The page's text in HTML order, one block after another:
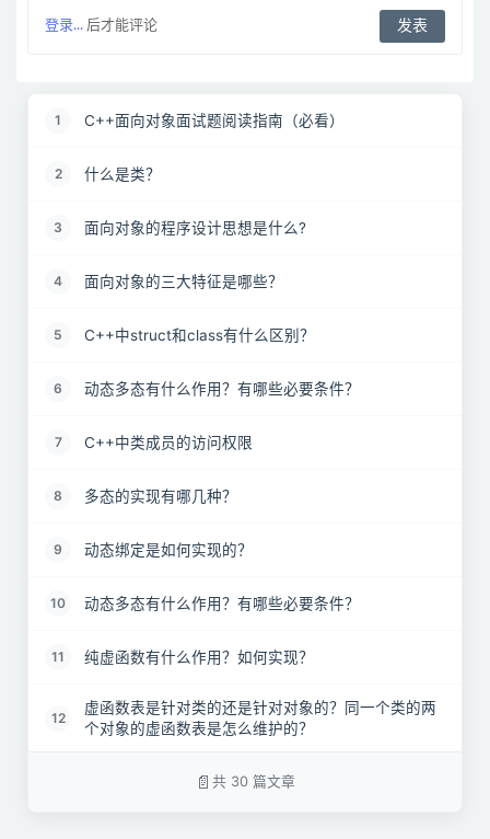
登录... 后才能评论
1 C++面向对象面试题阅读指南（必看）
2 什么是类？
3 面向对象的程序设计思想是什么?
4 面向对象的三大特征是哪些？
5 C++中struct和class有什么区别？
6 动态多态有什么作用？有哪些必要条件？
7 C++中类成员的访问权限
8 多态的实现有哪几种？
9 动态绑定是如何实现的？
10 动态多态有什么作用？有哪些必要条件？
11 纯虚函数有什么作用？如何实现？
12
虚函数表是针对类的还是针对对象的？同一个类的两
个对象的虚函数表是怎么维护的？
为什么基类的构造函数不能定义为虚函数？
共 30 篇文章